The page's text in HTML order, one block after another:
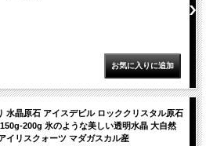
水晶原石 アイスデビル ロッククリスタル原石
200g 氷のような美しい透明水晶 大自然
イリスクォーツ マダガスカル産